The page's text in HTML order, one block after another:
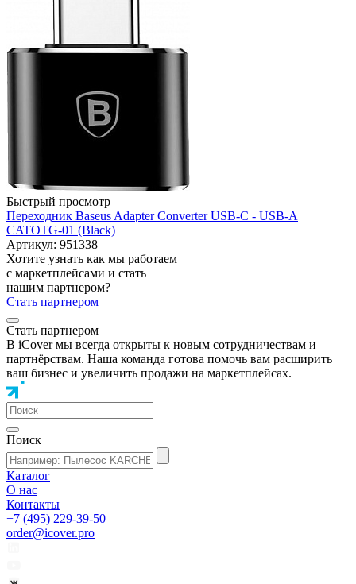
Быстрый просмотр
Переходник Baseus Adapter Converter USB-C - USB-A
CATOTG-01 (Black)
Артикул: 951338
Хотите узнать как мы работаем
с маркетплейсами и стать
нашим партнером?
Стать партнером
Стать партнером
В iCover мы всегда открыты к новым сотрудничествам и
партнёрствам. Наша команда готова помочь вам расширить
ваш бизнес и увеличить продажи на маркетплейсах.
Поиск
Каталог
О нас
Контакты
+7 (495) 229-39-50
order@icover.pro